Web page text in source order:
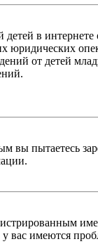
в
от детей
вы пытаетесь
вас имеются